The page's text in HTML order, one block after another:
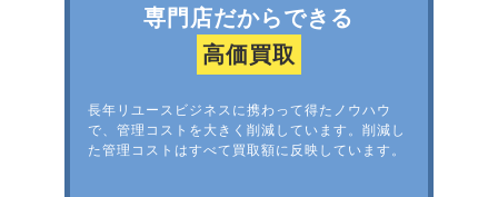
専門店だからできる
高価買取
長年リユースビジネスに携わって得たノウハウ
で、管理コストを大きく削減しています。削減し
た管理コストはすべて買取額に反映しています。